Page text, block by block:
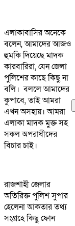
এলাকাবাসির অনেকে
বলেন, আমাদের আজও
হুমকি দিয়েছে মাদক
কারবারিরা, যেন জেলা
পুলিশের কাছে কিছু না
বলি। বললে আমাদের
কুপাবে, তাই আমরা
এখন অসহায়। আমরা
এলাকা মাদক মুক্ত সহ
সকল অপরাধীদের
বিচার চাই।
রাজশাহী জেলার
অতিরিক্ত পুলিশ সুপার
হেলেনা আকতার তথ্য
সংগ্রহে কিছু ফোন